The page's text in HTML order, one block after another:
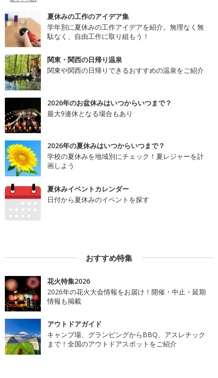
夏休みの工作のアイデア集
学年別に夏休みの工作アイデアを紹介。無理なく無
駄なく、自由工作に取り組もう！
関東・関西の日帰り温泉
関東や関西の日帰りできるおすすめの温泉をご紹介
2026年のお盆休みはいつからいつまで？
最大9連休となる場合もあり
2026年の夏休みはいつからいつまで？
学校の夏休みを地域別にチェック！夏レジャーを計
画しよう
夏休みイベントカレンダー
日付から夏休みのイベントを探す
おすすめ特集
花火特集2026
2026年の花火大会情報をお届け！開催・中止・延期
情報も掲載
アウトドアガイド
キャンプ場、グランピングからBBQ、アスレチック
まで！全国のアウトドアスポットをご紹介